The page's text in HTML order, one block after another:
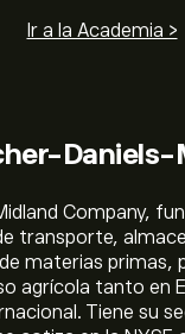
Daniels-
Company,
transporte,
materias primas,
agrícola tanto en
Tiene su
Ir a la Academia >
las acciones de